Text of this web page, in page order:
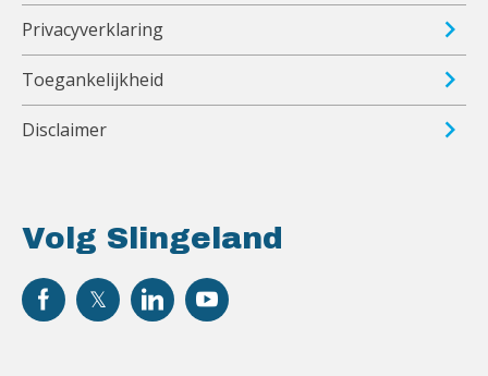
Volg Slingeland
Privacyverklaring
Toegankelijkheid
Disclaimer